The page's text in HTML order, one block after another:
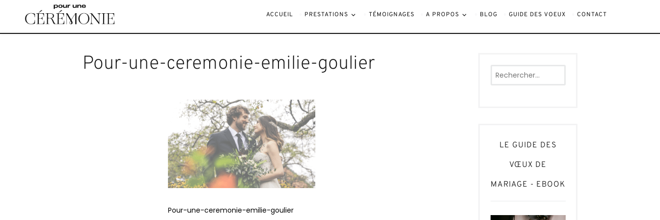
contenu
ACCUEIL PRESTATIONS TÉMOIGNAGES A PROPOS BLOG GUIDE DES VOEUX CONTACT
goulier
Pour-une-ceremonie-emilie-goulier
Pour-une-ceremonie-emilie-goulier
LE GUIDE DES
VŒUX DE
MARIAGE - EBOOK